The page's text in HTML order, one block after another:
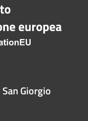
Giorgio